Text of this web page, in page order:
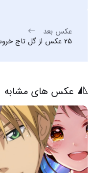
عکس بعد
25 عکس از گل تاج خروس زیبایی و جذابیت رنگ‌ها
عکس های مشابه